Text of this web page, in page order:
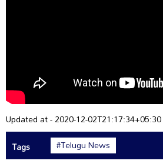
Updated at - 2020-12-02T21:17:34+05:30
Tags
#Telugu News